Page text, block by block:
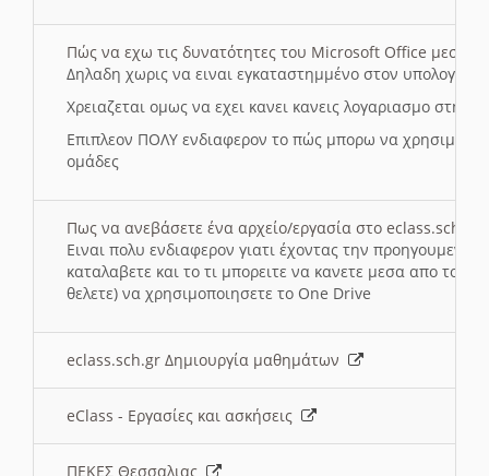
Πώς να εχω τις δυνατότητες του Microsoft Office μεσω
Δηλαδη χωρις να ειναι εγκαταστημμένο στον
Χρειαζεται ομως να εχει κανει κανεις λογαριασμο στη
Επιπλεον ΠΟΛΥ ενδιαφερον το πώς μπορω να
ομάδες
Πως να ανεβάσετε ένα αρχείο/εργασία στο eclass.sch.gr
Ειναι πολυ ενδιαφερον γιατι έχοντας την
καταλαβετε και το τι μπορειτε να κανετε μεσα απο το
θελετε) να χρησιμοποιησετε το One Drive
eclass.sch.gr Δημιουργία μαθημάτων
eClass - Εργασίες και ασκήσεις
ΠΕΚΕΣ Θεσσαλιας